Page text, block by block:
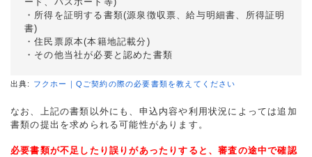
・所得を証明する書類(源泉徴収票、給与明細書、所得証明
書)
・住民票原本(本籍地記載分)
・その他当社が必要と認めた書類
出典: フクホー｜Qご契約の際の必要書類を教えてください
なお、上記の書類以外にも、申込内容や利用状況によっては追加
書類の提出を求められる可能性があります。
必要書類が不足したり誤りがあったりすると、審査の途中で確認